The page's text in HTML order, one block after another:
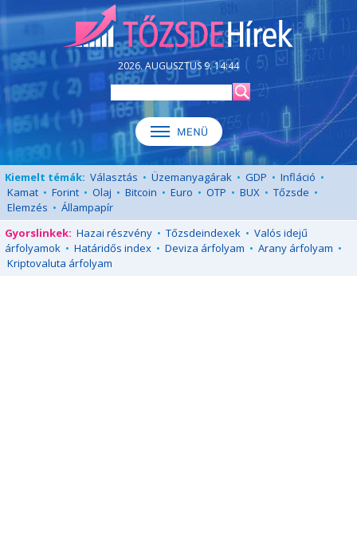
2026. AUGUSZTUS 9. 14:44
Kiemelt témák: Választás • Üzemanyagárak • GDP • Infláció •
Kamat • Forint • Olaj • Bitcoin • Euro • OTP • BUX • Tőzsde •
Elemzés • Állampapír
Gyorslinkek: Hazai részvény • Tőzsdeindexek • Valós idejű
árfolyamok • Határidős index • Deviza árfolyam • Arany árfolyam •
Kriptovaluta árfolyam